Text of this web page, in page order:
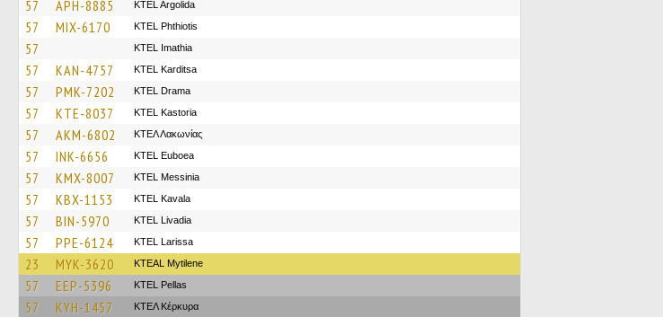
57 APH-8885 KTEL Argolida
57 MIX-6170 ΚΤΕL Phthiotis
57 KTEL Imathia
57 KAN-4757 ΚΤΕL Karditsa
57 PMK-7202 KTEL Drama
57 KTE-8037 KTEL Kastoria
57 AKM-6802 ΚΤΕΛ Λακωνίας
57 INK-6656 ΚΤΕL Euboea
57 KMX-8007 KTEL Messinia
57 KBX-1153 KTEL Kavala
57 BIN-5970 KTEL Livadia
57 PPE-6124 KTEL Larissa
23 MYK-3620 KTEAL Mytilene
57 EEP-5396 KTEL Pellas
57 KYH-1457 ΚΤΕΛ Κέρκυρα